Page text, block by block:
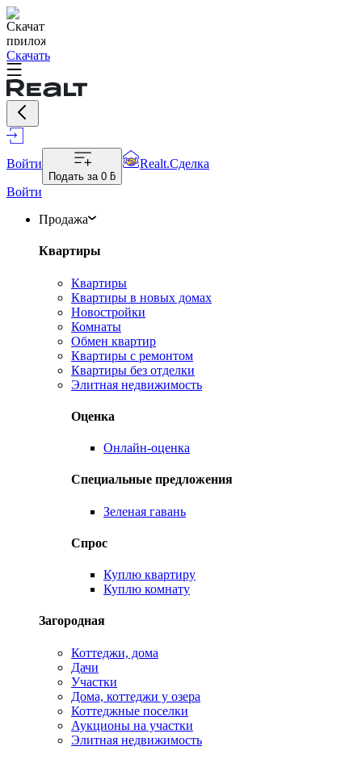
Скачать
Войти
Подать за 0 ƃ
Realt.Сделка
Войти
Продажа
Квартиры
Квартиры
Квартиры в новых домах
Новостройки
Комнаты
Обмен квартир
Квартиры с ремонтом
Квартиры без отделки
Элитная недвижимость
Оценка
Онлайн-оценка
Специальные предложения
Зеленая гавань
Спрос
Куплю квартиру
Куплю комнату
Загородная
Коттеджи, дома
Дачи
Участки
Дома, коттеджи у озера
Коттеджные поселки
Аукционы на участки
Элитная недвижимость